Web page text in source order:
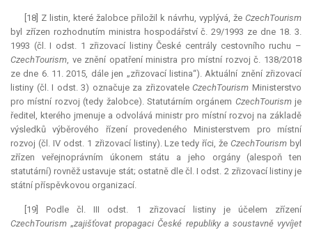
[18] Z listin, které žalobce přiložil k návrhu, vyplývá, že CzechTourism
byl zřízen rozhodnutím ministra hospodářství č. 29/1993 ze dne 18. 3.
1993 (čl. I odst. 1 zřizovací listiny České centrály cestovního ruchu –
CzechTourism, ve znění opatření ministra pro místní rozvoj č. 138/2018
ze dne 6. 11. 2015, dále jen „zřizovací listina“). Aktuální znění zřizovací
listiny (čl. I odst. 3) označuje za zřizovateleCzechTourism Ministerstvo
pro místní rozvoj (tedy žalobce). Statutárním orgánem CzechTourismje
ředitel, kterého jmenuje a odvolává ministr pro místní rozvoj na základě
výsledků výběrového řízení provedeného Ministerstvem pro místní
rozvoj (čl. IV odst. 1 zřizovací listiny). Lze tedy říci, žeCzechTourism byl
zřízen veřejnoprávním úkonem státu a jeho orgány (alespoň ten
statutární) rovněž ustavuje stát; ostatně dle čl. I odst. 2 zřizovací listiny je
státní příspěvkovou organizací.
[19] Podle čl. III odst. 1 zřizovací listiny je účelem zřízení
CzechTourism „zajišťovat propagaci České republiky a soustavně vyvíjet